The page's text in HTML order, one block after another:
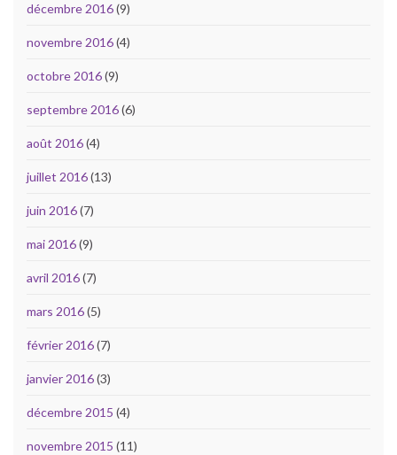
décembre 2016(9)
novembre 2016(4)
octobre 2016(9)
septembre 2016(6)
août 2016(4)
juillet 2016(13)
juin 2016(7)
mai 2016(9)
avril 2016(7)
mars 2016(5)
février 2016(7)
janvier 2016(3)
décembre 2015 (4)
novembre 2015 (11)